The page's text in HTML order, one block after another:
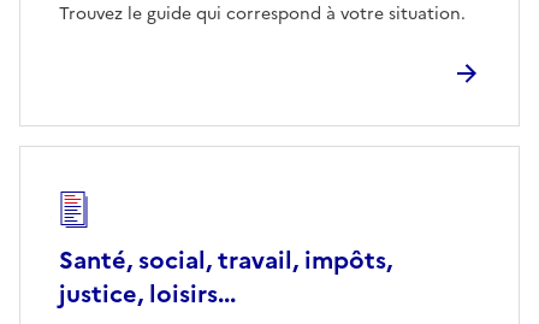
Trouvez le guide qui correspond à votre situation.
Santé, social, travail, impôts,
justice, loisirs...